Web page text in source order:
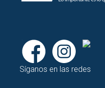
Síganos en las redes